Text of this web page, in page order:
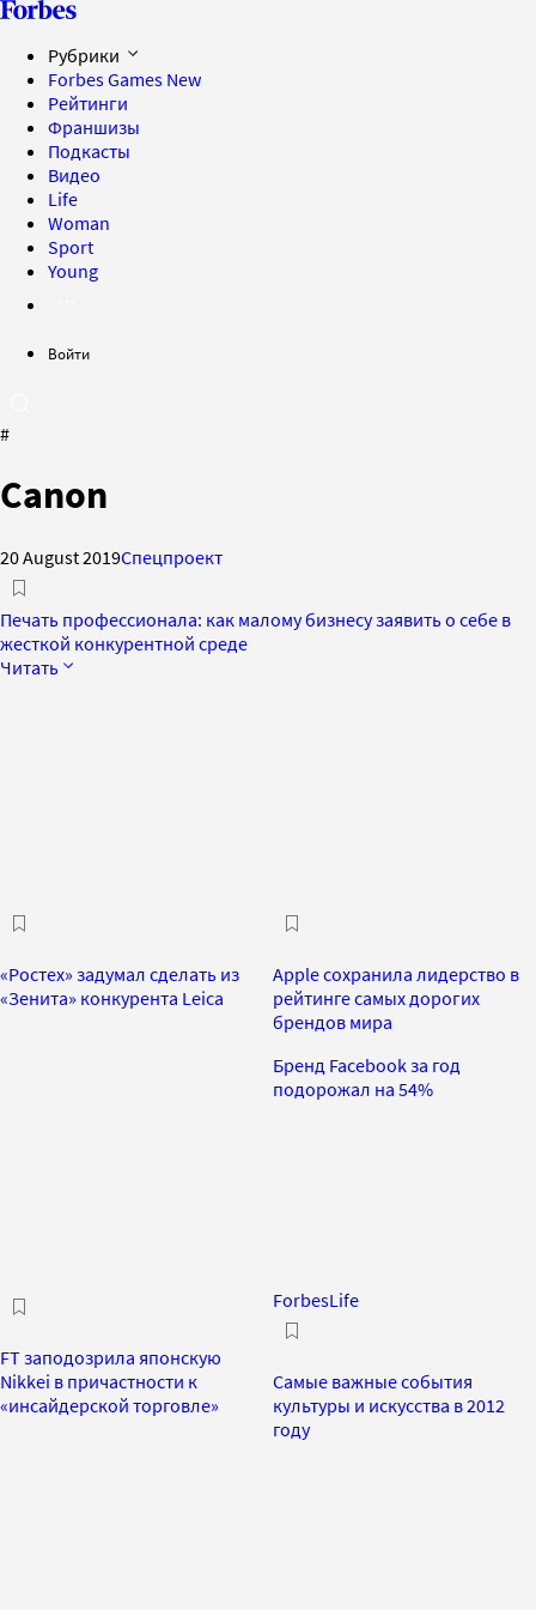
Рубрики
Forbes Games New
Рейтинги
Франшизы
Подкасты
Видео
Life
Woman
Sport
Young
Войти
#
Canon
20 August 2019Спецпроект
Печать профессионала: как малому бизнесу заявить о себе в
жесткой конкурентной среде
Читать
«Ростех» задумал сделать из
«Зенита» конкурента Leica
Apple сохранила лидерство в
рейтинге самых дорогих
брендов мира
Бренд Facebook за год
подорожал на 54%
FT заподозрила японскую
Nikkei в причастности к
«инсайдерской торговле»
ForbesLife
Самые важные события
культуры и искусства в 2012
году